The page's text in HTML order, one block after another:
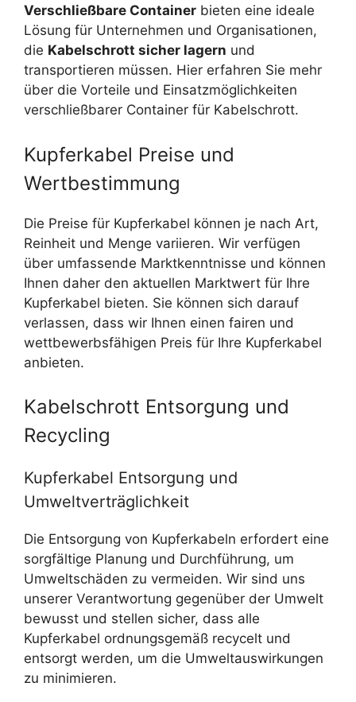
Verschließbare Container bieten eine ideale
Lösung für Unternehmen und Organisationen,
die Kabelschrott sicher lagern und
transportieren müssen. Hier erfahren Sie mehr
über die Vorteile und Einsatzmöglichkeiten
verschließbarer Container für Kabelschrott.
Kupferkabel Preise und
Wertbestimmung
Die Preise für Kupferkabel können je nach Art,
Reinheit und Menge variieren. Wir verfügen
über umfassende Marktkenntnisse und können
Ihnen daher den aktuellen Marktwert für Ihre
Kupferkabel bieten. Sie können sich darauf
verlassen, dass wir Ihnen einen fairen und
wettbewerbsfähigen Preis für Ihre Kupferkabel
anbieten.
Kabelschrott Entsorgung und
Recycling
Kupferkabel Entsorgung und
Umweltverträglichkeit
Die Entsorgung von Kupferkabeln erfordert eine
sorgfältige Planung und Durchführung, um
Umweltschäden zu vermeiden. Wir sind uns
unserer Verantwortung gegenüber der Umwelt
bewusst und stellen sicher, dass alle
Kupferkabel ordnungsgemäß recycelt und
entsorgt werden, um die Umweltauswirkungen
zu minimieren.